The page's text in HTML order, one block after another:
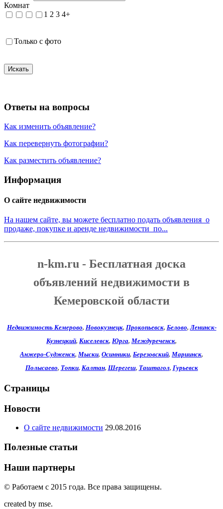
Комнат
1 2 3 4+
Только с фото
Искать
Ответы на вопросы
Как изменить объявление?
Как перевернуть фотографии?
Как разместить объявление?
Информация
О сайте недвижимости
На нашем сайте, вы можете бесплатно подать объявления о
продаже, покупке и аренде недвижимости по...
n-km.ru - Бесплатная доска
объявлений недвижимости в
Кемеровской области
Недвижимость Кемерово, Новокузнецк, Прокопьевск, Белово,Ленинск-
Кузнецкий, Киселевск, Юрга, Междуреченск,
Анжеро-Судженск, Мыски, Осинники, Березовский, Мариинск,
Полысаево, Топки, Калтан, Шерегеш, Таштагол, Гурьевск
Страницы
Новости
О сайте недвижимости 29.08.2016
Полезные статьи
Наши партнеры
© Работаем c 2015 года. Все права защищены.
created by mse.